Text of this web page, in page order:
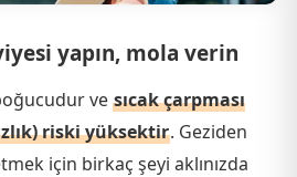
yapın, mola verin
ve sıcak çarpması
riski yüksektir. Geziden
için birkaç şeyi aklınızda